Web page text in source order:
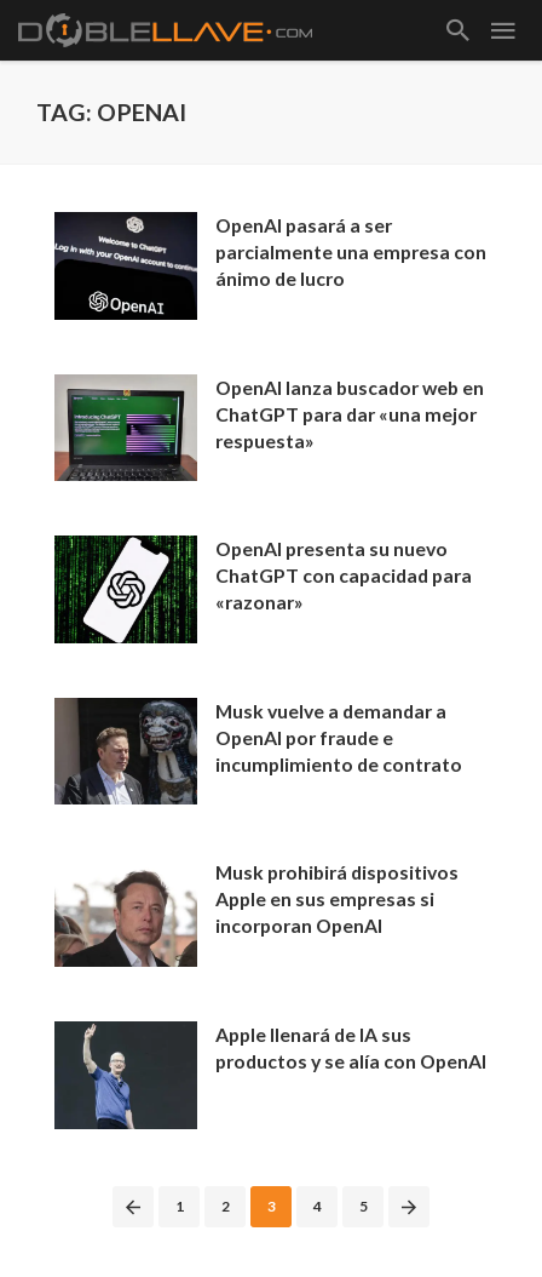
TAG: OPENAI
OpenAI pasará a ser
parcialmente una empresa con
ánimo de lucro
OpenAI lanza buscador web en
ChatGPT para dar «una mejor
respuesta»
OpenAI presenta su nuevo
ChatGPT con capacidad para
«razonar»
Musk vuelve a demandar a
OpenAI por fraude e
incumplimiento de contrato
Musk prohibirá dispositivos
Apple en sus empresas si
incorporan OpenAI
Apple llenará de IA sus
productos y se alía con OpenAI
navigation
1 2 3 4 5